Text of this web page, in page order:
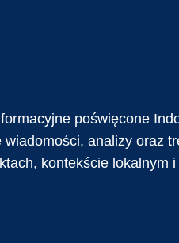
poświęcone
analizy oraz
kontekście lokalnym